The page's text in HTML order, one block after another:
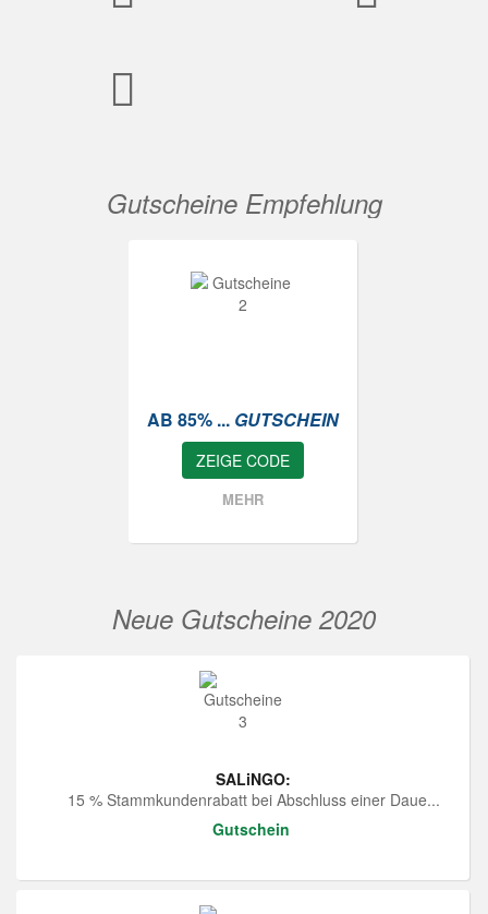
Gutscheine Empfehlung
AB 85% ... GUTSCHEIN
ZEIGE CODE
MEHR
Neue Gutscheine 2020
SALiNGO:
15 % Stammkundenrabatt bei Abschluss einer Daue...
Gutschein